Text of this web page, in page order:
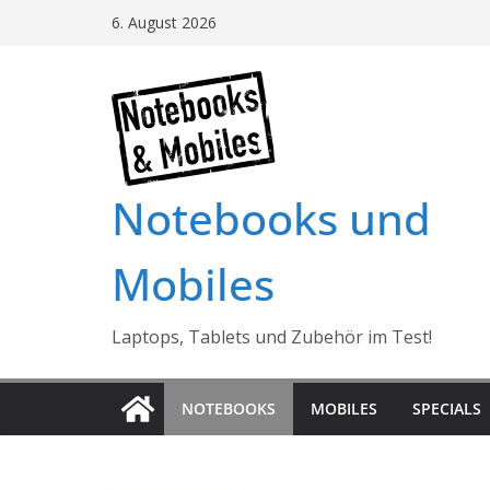
6. August 2026
Notebooks und
Mobiles
Laptops, Tablets und Zubehör im Test!
NOTEBOOKS MOBILES SPECIALS